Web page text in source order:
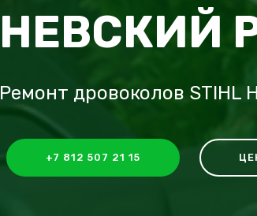
НЕВСКИЙ
Ремонт дровоколов STIHL
+7 812 507 21 15